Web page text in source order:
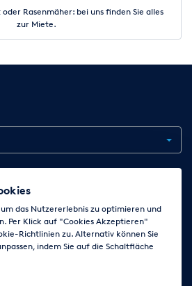
Rasenmäher: bei uns finden Sie alles
zur Miete.
Cookie-Einstellungen ändern
Folge uns auf
das Nutzererlebnis zu optimieren und
Per Klick auf "Cookies Akzeptieren"
Richtlinien zu. Alternativ können Sie
indem Sie auf die Schaltfläche